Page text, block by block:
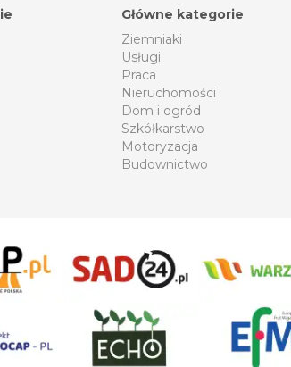
Główne kategorie
Ziemniaki
Usługi
Praca
Nieruchomości
Dom i ogród
Szkółkarstwo
Motoryzacja
Budownictwo